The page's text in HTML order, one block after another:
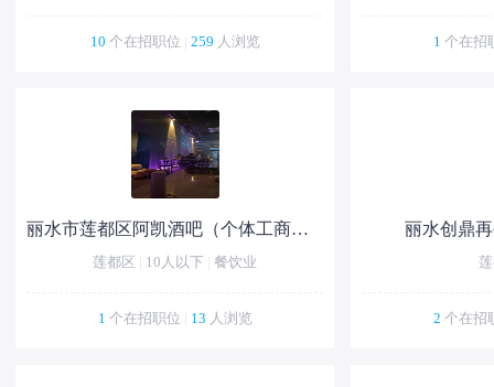
10 个在招职位 259 人浏览 1 个在招
丽水市莲都区阿凯酒吧（个体工商户）
莲都区 10人以下 餐饮业
1 个在招职位 13 人浏览
丽水创鼎
2 个在招